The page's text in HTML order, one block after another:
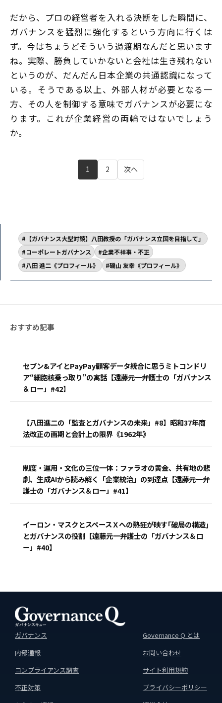
だから、プロの経営者を入れる決断をした瞬間に、
ガバナンスを猛烈に強化するという方向に行くは
ず。今はちょうどそういう過渡期なんだと思います
ね。実際、勝負していかないと会社は生き残れない
というのが、だんだん日本企業の共通認識になって
いる。そうである以上、外部人材が必要となる一
方、その人を制御する意味でガバナンスが必要にな
ります。これが企業経営の両輪ではないでしょう
か。
1 2 次へ
【ガバナンス大型対談】八田教授の「ガバナンス立国を目指して」
コーポレートガバナンス
企業不祥事・不正
八田 進二《プロフィール》
磯山 友幸《プロフィール》
セブン&アイとPayPay顧客データ統合に思うミトコンドリ
ア“細胞核乗っ取り”の寓話【遠藤元一弁護士の「ガバナンス
＆ロー」#42】
【八田進二の「監査とガバナンスの未来」#8】昭和37年商
法改正の画期と会計上の限界《1962年》
制度・運用・文化の三位一体：ファラオの黄金、共有地の悲
劇、生成AIから読み解く「企業統治」の到達点【遠藤元一弁
護士の「ガバナンス＆ロー」#41】
イーロン・マスクとスペースＸへの熱狂が映す｢破局の構造｣
とガバナンスの役割【遠藤元一弁護士の「ガバナンス＆ロ
ー」#40】
ガバナンス
内部通報
コンプライアンス調査
不正対策
Governance Q とは
お問い合わせ
サイト利用規約
プライバシーポリシー